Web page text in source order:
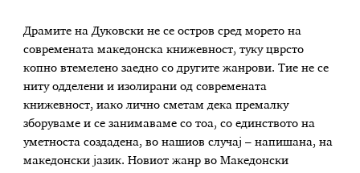
Драмите на Дуковски не се остров сред морето на
современата македонска книжевност, туку цврсто
копно втемелено заедно со другите жанрови. Тие не се
ниту одделени и изолирани од современата
книжевност, иако лично сметам дека премалку
зборуваме и се занимаваме со тоа, со единството на
уметноста создадена, во нашиов случај – напишана, на
македонски јазик. Новиот жанр во Македонски